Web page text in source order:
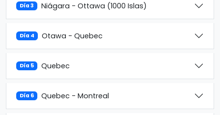
Día 3 Niágara - Ottawa (1000 Islas)
Día 4 Otawa - Quebec
Día 5 Quebec
Día 6 Quebec - Montreal